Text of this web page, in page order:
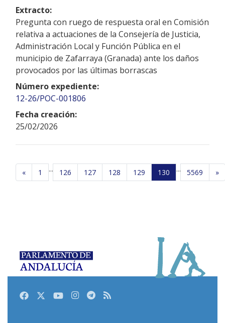
Extracto:
Pregunta con ruego de respuesta oral en Comisión
relativa a actuaciones de la Consejería de Justicia,
Administración Local y Función Pública en el
municipio de Zafarraya (Granada) ante los daños
provocados por las últimas borrascas
Número expediente:
12-26/POC-001806
Fecha creación:
25/02/2026
« 1 ... 126 127 128 129 130 ... 5569 »
FacebookTwitterYoutubeInstagram
Telegram
RSS